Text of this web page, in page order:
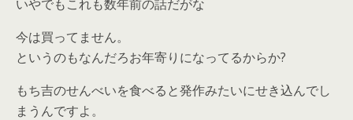
いやでもこれも数年前の話だがな
今は買ってません。
というのもなんだろお年寄りになってるからか?
もち吉のせんべいを食べると発作みたいにせき込んでし
まうんですよ。